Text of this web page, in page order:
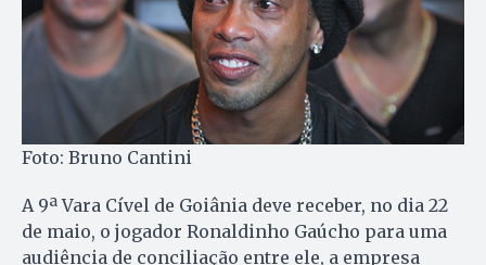
Foto: Bruno Cantini
A 9ª Vara Cível de Goiânia deve receber, no dia 22
de maio, o jogador Ronaldinho Gaúcho para uma
audiência de conciliação entre ele, a empresa